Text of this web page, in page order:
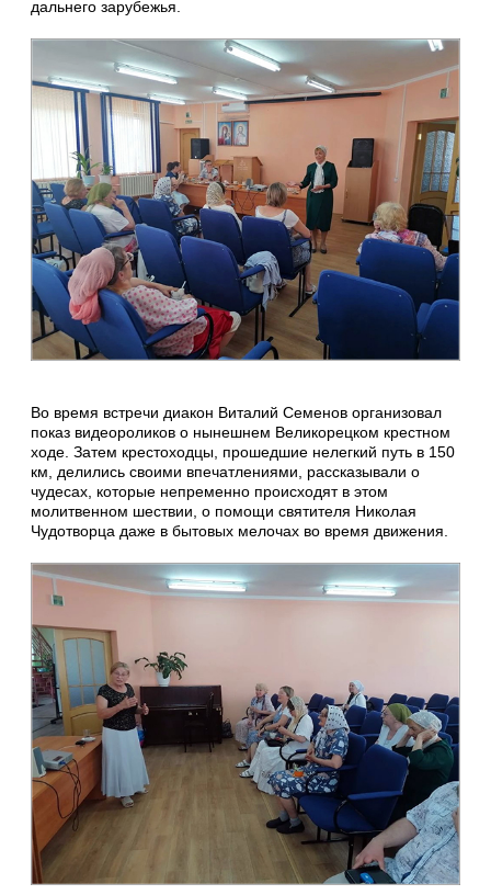
дальнего зарубежья.
Во время встречи диакон Виталий Семенов организовал
показ видеороликов о нынешнем Великорецком крестном
ходе. Затем крестоходцы, прошедшие нелегкий путь в 150
км, делились своими впечатлениями, рассказывали о
чудесах, которые непременно происходят в этом
молитвенном шествии, о помощи святителя Николая
Чудотворца даже в бытовых мелочах во время движения.